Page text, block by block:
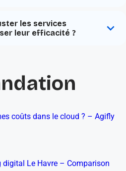
les services
leur efficacité ?
coûts dans le cloud ? – Agifly
digital Le Havre – Comparison